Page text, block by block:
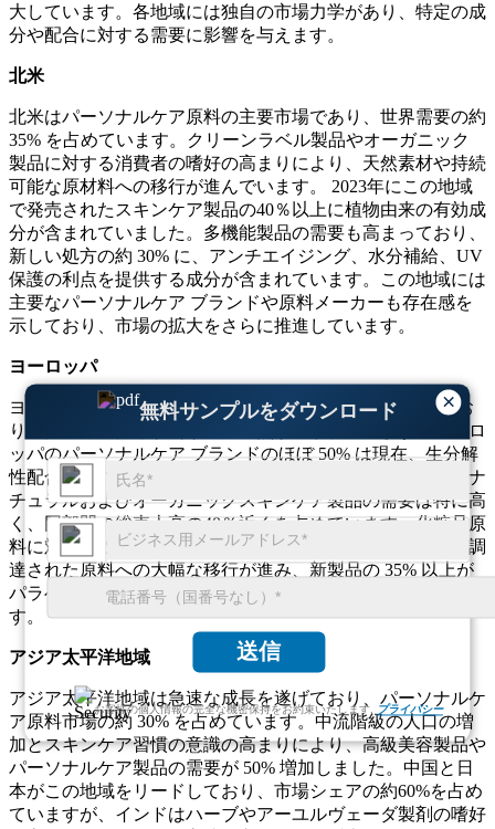
×
無料サンプルをダウンロード
送信
お客様の個人情報の完全な機密保持をお約束いたします. プライバシー
大しています。各地域には独自の市場力学があり、特定の成
分や配合に対する需要に影響を与えます。
北米
北米はパーソナルケア原料の主要市場であり、世界需要の約
35% を占めています。クリーンラベル製品やオーガニック
製品に対する消費者の嗜好の高まりにより、天然素材や持続
可能な原材料への移行が進んでいます。 2023年にこの地域
で発売されたスキンケア製品の40％以上に植物由来の有効成
分が含まれていました。多機能製品の需要も高まっており、
新しい処方の約 30% に、アンチエイジング、水分補給、UV
保護の利点を提供する成分が含まれています。この地域には
主要なパーソナルケア ブランドや原料メーカーも存在感を
示しており、市場の拡大をさらに推進しています。
ヨーロッパ
ヨーロッパはパーソナルケア原料市場の約 25% を占めてお
り、持続可能性と規制順守に重点が置かれています。ヨーロ
ッパのパーソナルケア ブランドのほぼ 50% は現在、生分解
性配合に注力し、合成化学物質の使用を削減しています。ナ
チュラルおよびオーガニックスキンケア製品の需要は特に高
く、同部門の総売上高の40％近くを占めています。化粧品原
料に対する欧州連合の厳しい規制により、安全で倫理的に調
達された原料への大幅な移行が進み、新製品の 35% 以上が
パラベン、硫酸塩、人工保存料を含まずに配合されていま
す。
アジア太平洋地域
アジア太平洋地域は急速な成長を遂げており、パーソナルケ
ア原料市場の約 30% を占めています。中流階級の人口の増
加とスキンケア習慣の意識の高まりにより、高級美容製品や
パーソナルケア製品の需要が 50% 増加しました。中国と日
本がこの地域をリードしており、市場シェアの約60%を占め
ていますが、インドはハーブやアーユルヴェーダ製剤の嗜好